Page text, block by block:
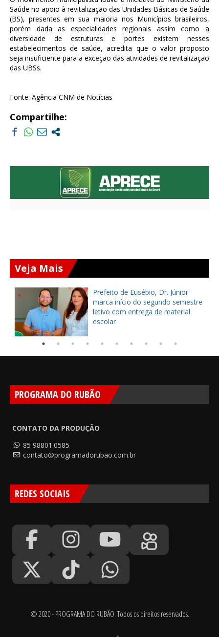
Saúde no apoio à revitalização das Unidades Básicas de Saúde
(BS), presentes em sua maioria nos Municípios brasileiros,
porém dada as especialidades regionais assim como a
diversidade de estruturas e portes existem nesses
estabelecimentos de saúde, acredita que o valor proposto
seja insuficiente para a exceção das atividades de revitalização
das UBSs.
Fonte: Agência CNM de Notícias
Compartilhe:
Veja Mais
Prefeito de Eusébio, Dr. Júnior
marca início do segundo semestre
letivo com entrega de material
escolar
PROGRAMA DO RUBÃO
CONTATO DA PRODUÇÃO
85 98801.0585
contato@programadorubao.com.br
REDES SOCIAIS
© 2020 - PROGRAMA DO RUBÃO. Todos os direitos reservados.